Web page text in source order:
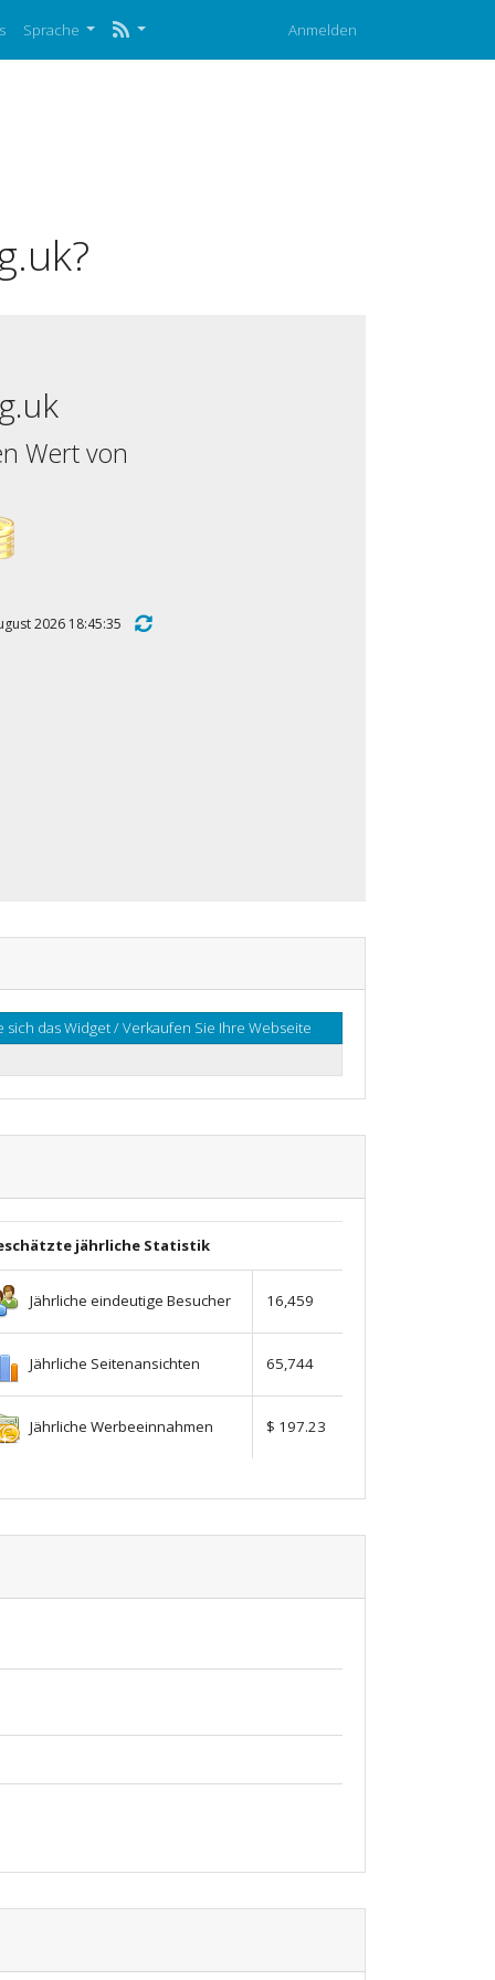
Sprache Anmelden
Wert von
2026 18:45:35
das Widget / Verkaufen Sie Ihre Webseite
jährliche Statistik
Jährliche eindeutige Besucher 16,459
Jährliche Seitenansichten 65,744
Jährliche Werbeeinnahmen $ 197.23